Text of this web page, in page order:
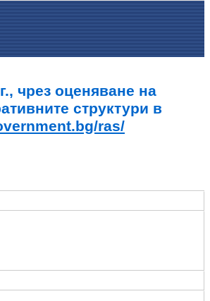
чрез оценяване на
структури в
ras/